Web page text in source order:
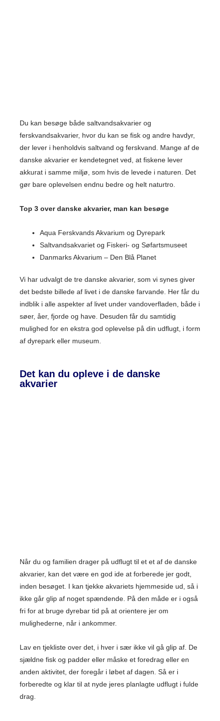
Du kan besøge både saltvandsakvarier og
ferskvandsakvarier, hvor du kan se fisk og andre havdyr,
der lever i henholdvis saltvand og ferskvand. Mange af de
danske akvarier er kendetegnet ved, at fiskene lever
akkurat i samme miljø, som hvis de levede i naturen. Det
gør bare oplevelsen endnu bedre og helt naturtro.
Top 3 over danske akvarier, man kan besøge
Aqua Ferskvands Akvarium og Dyrepark
Saltvandsakvariet og Fiskeri- og Søfartsmuseet
Danmarks Akvarium – Den Blå Planet
Vi har udvalgt de tre danske akvarier, som vi synes giver
det bedste billede af livet i de danske farvande. Her får du
indblik i alle aspekter af livet under vandoverfladen, både i
søer, åer, fjorde og have. Desuden får du samtidig
mulighed for en ekstra god oplevelse på din udflugt, i form
af dyrepark eller museum.
Det kan du opleve i de danske
akvarier
Når du og familien drager på udflugt til et et af de danske
akvarier, kan det være en god ide at forberede jer godt,
inden besøget. I kan tjekke akvariets hjemmeside ud, så i
ikke går glip af noget spændende. På den måde er i også
fri for at bruge dyrebar tid på at orientere jer om
mulighederne, når i ankommer.
Lav en tjekliste over det, i hver i sær ikke vil gå glip af. De
sjældne fisk og padder eller måske et foredrag eller en
anden aktivitet, der foregår i løbet af dagen. Så er i
forberedte og klar til at nyde jeres planlagte udflugt i fulde
drag.